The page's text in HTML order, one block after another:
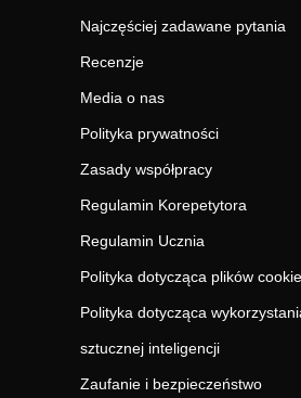
Najczęściej zadawane pytania
Recenzje
Media o nas
Polityka prywatności
Zasady współpracy
Regulamin Korepetytora
Regulamin Ucznia
Polityka dotycząca plików cookie
Polityka dotycząca
sztucznej inteligencji
Zaufanie i bezpieczeństwo